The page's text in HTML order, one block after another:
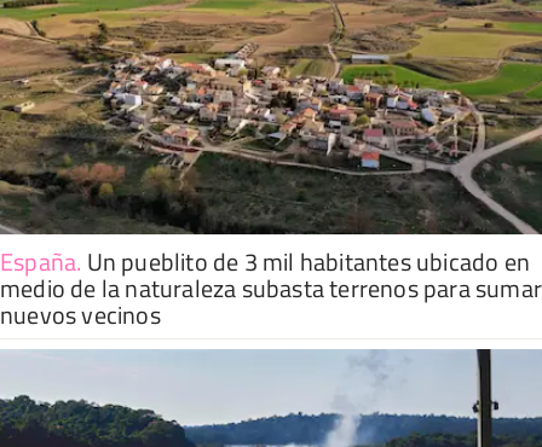
España. Un pueblito de 3 mil habitantes ubicado en
medio de la naturaleza subasta terrenos para sumar
nuevos vecinos